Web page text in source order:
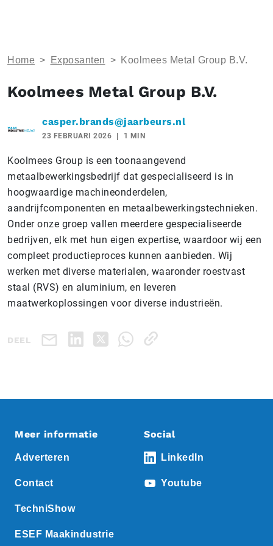
Home > Exposanten > Koolmees Metal Group B.V.
Koolmees Metal Group B.V.
casper.brands@jaarbeurs.nl
23 FEBRUARI 2026 1 MIN
Koolmees Group is een toonaangevend
metaalbewerkingsbedrijf dat gespecialiseerd is in
hoogwaardige machineonderdelen,
aandrijfcomponenten en metaalbewerkingstechnieken.
Onder onze groep vallen meerdere gespecialiseerde
bedrijven, elk met hun eigen expertise, waardoor wij een
compleet productieproces kunnen aanbieden. Wij
werken met diverse materialen, waaronder roestvast
staal (RVS) en aluminium, en leveren
maatwerkoplossingen voor diverse industrieën.
DEEL
Meer informatie
Adverteren
Contact
TechniShow
ESEF Maakindustrie
Social
LinkedIn
Youtube